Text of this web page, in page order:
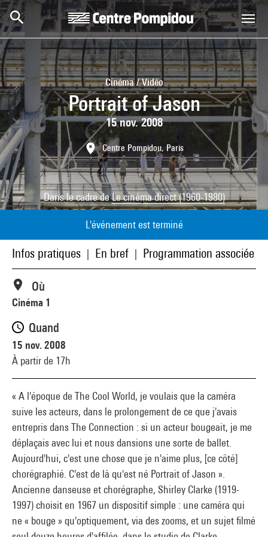
Aller au contenu principal
Centre Pompidou
Cinéma / Vidéo
Portrait of Jason
15 nov. 2008
Centre Pompidou, Paris
Dans le cadre deLe cinéma direct (1960-1980)
L'événement est terminé
Infos pratiques En bref Programmation associée
« A l'époque de The Cool World, je voulais que la caméra
suive les acteurs, dans le prolongement de ce que j'avais
entrepris dans The Connection : si un acteur bougeait, je me
déplaçais avec lui et nous dansions une sorte de ballet.
Aujourd'hui, c'est une chose que je n'aime plus, [ce côté]
chorégraphié. C'est de là qu'est né Portrait of Jason ».
Ancienne danseuse et chorégraphe, Shirley Clarke (1919-
1997) choisit en 1967 un dispositif simple : une caméra qui
ne « bouge » qu'optiquement, via des zooms, et un sujet filmé
Où
Cinéma 1
Quand
15 nov. 2008
À partir de 17h